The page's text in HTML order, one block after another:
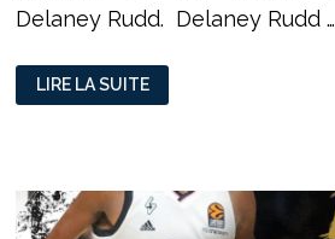
Delaney Rudd. Delaney Rudd …
BASKET
:
LE
VILLEURBANNE
LIRE LA SUITE